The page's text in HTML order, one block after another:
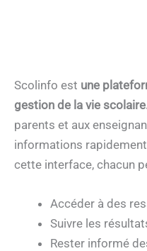
Scolinfo est une
gestion de la vie
parents et aux
informations
cette interface, chacun
Accéder à des
Suivre les
Rester informé